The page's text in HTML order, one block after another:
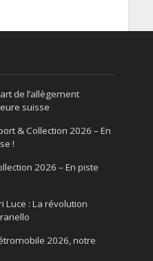
de l’allègement
suisse
& Collection 2026 – En
!
2026 – En piste
Luce : La révolution
2026, notre